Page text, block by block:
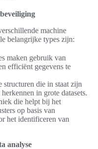
machine
belangrijke types zijn:
maken gebruik van
efficiënt gegevens te
structuren die in staat zijn
in grote datasets.
die helpt bij het
op basis van
het identificeren van
analyse